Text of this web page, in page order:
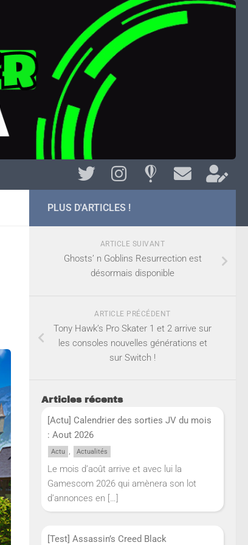
PLUS D'ARTICLES !
ARTICLE SUIVANT
Ghosts’ n Goblins Resurrection est
désormais disponible
ARTICLE PRÉCÉDENT
Tony Hawk’s Pro Skater 1 et 2 arrive sur
les consoles nouvelles générations et
sur Switch !
Articles récents
[Actu] Calendrier des sorties JV du mois
: Aout 2026
Actu , Actualités
Le mois d’août arrive et avec lui la
Gamescom 2026 qui amènera son lot
d’annonces en […]
[Test] Assassin’s Creed Black